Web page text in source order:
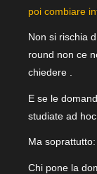
poi combiare
Non si rischia
round non ce
chiedere .
E se le
studiate ad
Ma
Chi pone la